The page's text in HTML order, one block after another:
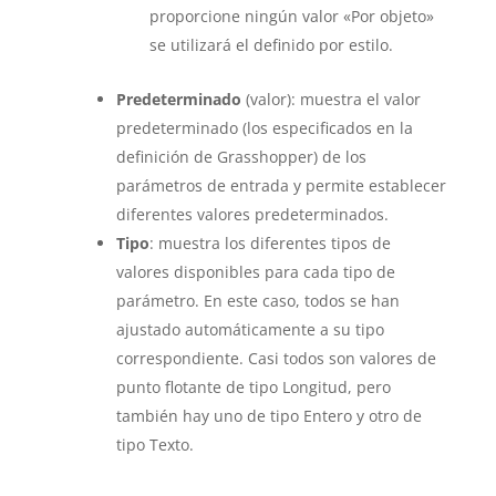
proporcione ningún valor «Por objeto»
se utilizará el definido por estilo.
Predeterminado (valor): muestra el valor
predeterminado (los especificados en la
definición de Grasshopper) de los
parámetros de entrada y permite establecer
diferentes valores predeterminados.
Tipo: muestra los diferentes tipos de
valores disponibles para cada tipo de
parámetro. En este caso, todos se han
ajustado automáticamente a su tipo
correspondiente. Casi todos son valores de
punto flotante de tipo Longitud, pero
también hay uno de tipo Entero y otro de
tipo Texto.